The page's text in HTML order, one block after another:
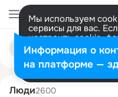
Мы используем
сервисы для вас.
настроить cookie-
представитель.
Разрешить все
Поиск
людям
veronika mukhina
Люди2600
Информация о
на платформе —